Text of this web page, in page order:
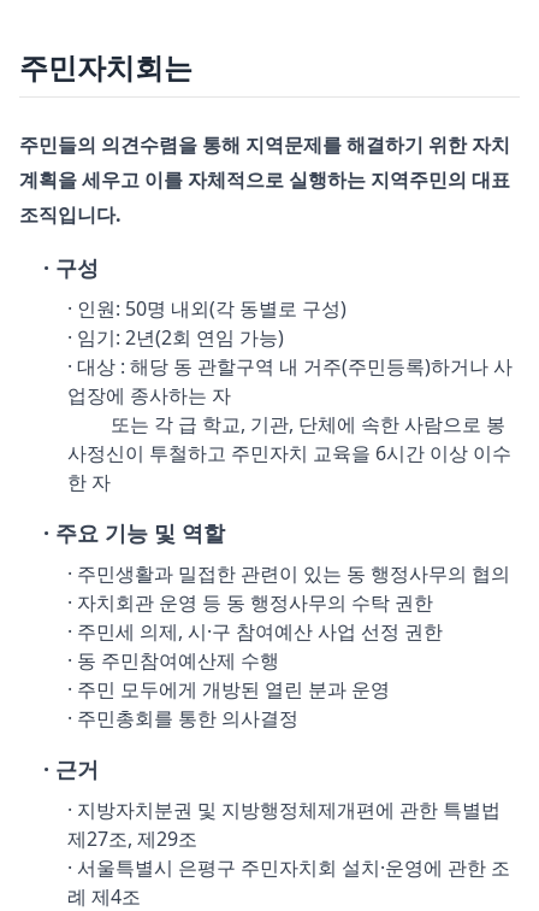
주민자치회는
주민들의 의견수렴을 통해 지역문제를 해결하기 위한 자치
계획을 세우고 이를 자체적으로 실행하는 지역주민의 대표
조직입니다.
· 구성
· 인원: 50명 내외(각 동별로 구성)
· 임기: 2년(2회 연임 가능)
· 대상 : 해당 동 관할구역 내 거주(주민등록)하거나 사
업장에 종사하는 자
또는 각 급 학교, 기관, 단체에 속한 사람으로 봉
사정신이 투철하고 주민자치 교육을 6시간 이상 이수
한 자
· 주요 기능 및 역할
· 주민생활과 밀접한 관련이 있는 동 행정사무의 협의
· 자치회관 운영 등 동 행정사무의 수탁 권한
· 주민세 의제, 시·구 참여예산 사업 선정 권한
· 동 주민참여예산제 수행
· 주민 모두에게 개방된 열린 분과 운영
· 주민총회를 통한 의사결정
· 근거
· 지방자치분권 및 지방행정체제개편에 관한 특별법
제27조, 제29조
· 서울특별시 은평구 주민자치회 설치·운영에 관한 조
례 제4조